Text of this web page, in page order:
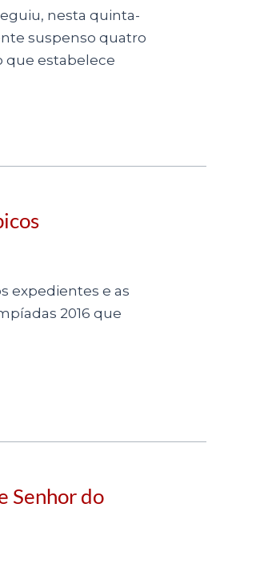
nesta quinta-
suspenso quatro
que estabelece
expedientes e as
2016 que
Senhor do